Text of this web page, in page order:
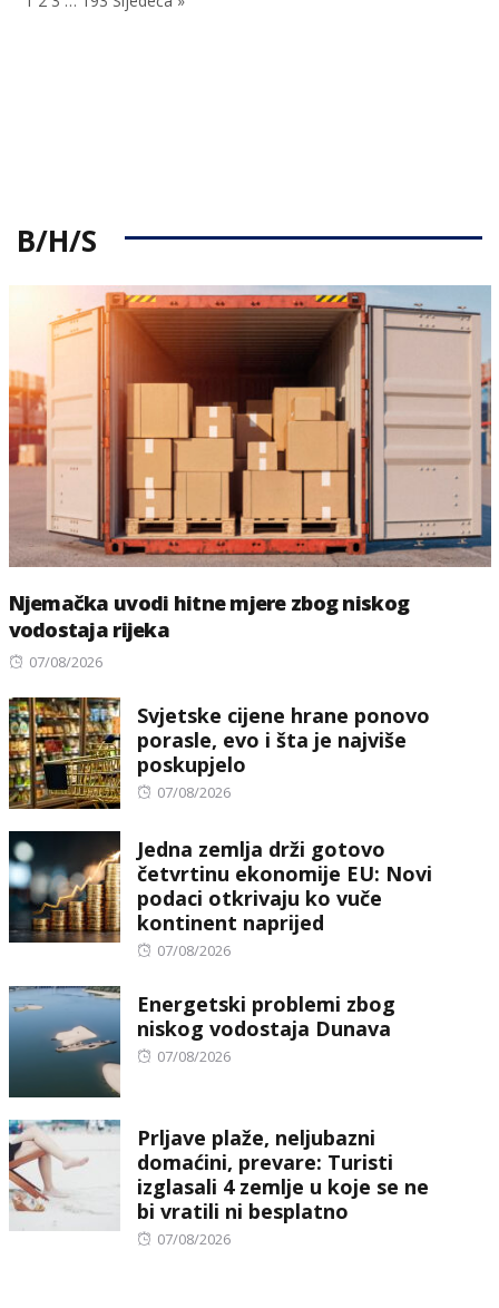
B/H/S
Njemačka uvodi hitne mjere zbog niskog
vodostaja rijeka
Posted
07/08/2026
Svjetske cijene hrane ponovo
porasle, evo i šta je najviše
poskupjelo
Posted
07/08/2026
Jedna zemlja drži gotovo
četvrtinu ekonomije EU: Novi
podaci otkrivaju ko vuče
kontinent naprijed
Posted
07/08/2026
Energetski problemi zbog
niskog vodostaja Dunava
Posted
07/08/2026
Prljave plaže, neljubazni
domaćini, prevare: Turisti
izglasali 4 zemlje u koje se ne
bi vratili ni besplatno
Posted
07/08/2026